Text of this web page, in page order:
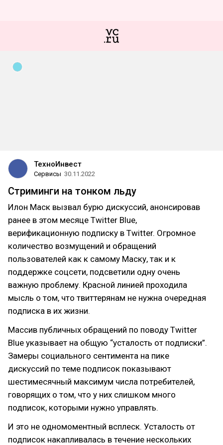
ТехноИнвест
Сервисы 30.11.2022
Стриминги на тонком льду
Илон Маск вызвал бурю дискуссий, анонсировав
ранее в этом месяце Twitter Blue,
верификационную подписку в Twitter. Огромное
количество возмущений и обращений
пользователей как к самому Маску, так и к
поддержке соцсети, подсветили одну очень
важную проблему. Красной линией проходила
мысль о том, что твиттерянам не нужна очередная
подписка в их жизни.
Массив публичных обращений по поводу Twitter
Blue указывает на общую “усталость от подписки”.
Замеры социального сентимента на пике
дискуссий по теме подписок показывают
шестимесячный максимум числа потребителей,
говорящих о том, что у них слишком много
подписок, которыми нужно управлять.
И это не одномоментный всплеск. Усталость от
подписок накапливалась в течение нескольких